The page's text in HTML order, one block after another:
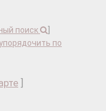
поиск
упорядочить по